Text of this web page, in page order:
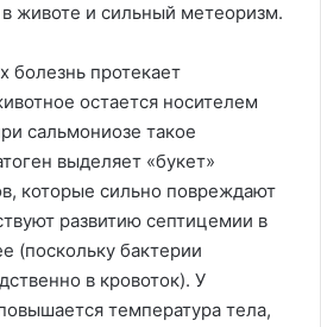
животе и сильный метеоризм.
болезнь протекает
остается носителем
сальмониозе такое
выделяет «букет»
которые сильно повреждают
развитию септицемии в
(поскольку бактерии
в кровоток). У
температура тела,